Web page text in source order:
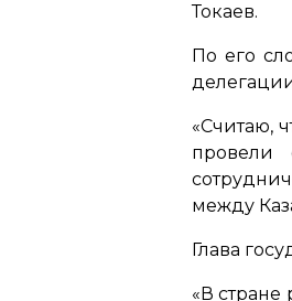
Токаев.
По его
делегации
«Считаю,
провели
между
Глава
«В